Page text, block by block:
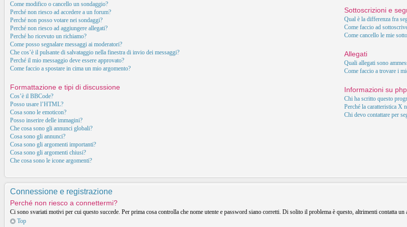
Come modifico o cancello un sondaggio?
Perché non riesco ad accedere a un forum?
Perché non posso votare nei sondaggi?
Perché non riesco ad aggiungere allegati?
Perché ho ricevuto un richiamo?
Come posso segnalare messaggi ai moderatori?
Che cos’è il pulsante di salvataggio nella finestra di invio dei messaggi?
Perché il mio messaggio deve essere approvato?
Come faccio a spostare in cima un mio argomento?
Formattazione e tipi di discussione
Cos’è il BBCode?
Posso usare l’HTML?
Cosa sono le emoticon?
Posso inserire delle immagini?
Che cosa sono gli annunci globali?
Cosa sono gli annunci?
Cosa sono gli argomenti importanti?
Cosa sono gli argomenti chiusi?
Che cosa sono le icone argomenti?
Sottoscrizioni e
Qual è la differenza fra
Come faccio ad
Come cancello le mie
Allegati
Quali allegati sono
Come faccio a trovare i
Informazioni su
Chi ha scritto questo
Perché la caratteristica X
Chi devo contattare per
Connessione e registrazione
Perché non riesco a connettermi?
Ci sono svariati motivi per cui questo succede. Per prima cosa controlla che nome utente e password siano corretti. Di solito il problema è questo, altrimenti contatta
Top